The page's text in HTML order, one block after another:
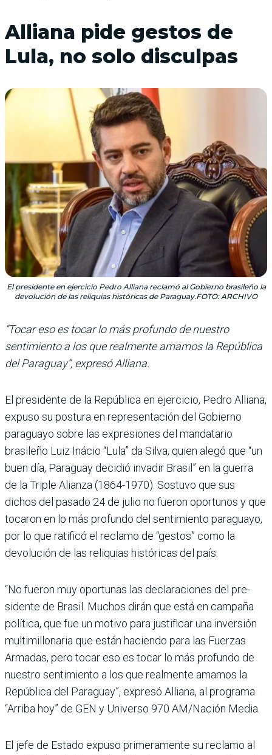
Alliana pide gestos de
Lula, no solo disculpas
El presidente en ejercicio Pedro Alliana reclamó al Gobierno brasileño la
devolución de las reliquias históricas de Paraguay.FOTO: ARCHIVO
“Tocar eso es tocar lo más profundo de nuestro
sentimiento a los que realmente amamos la República
del Paraguay”, expresó Alliana.
El presidente de la República en ejercicio, Pedro Alliana,
expuso su postura en repre­sentación del Gobierno
para­guayo sobre las expresiones del mandatario
brasileño Luiz Inácio “Lula” da Silva, quien alegó que “un
buen día, Paraguay decidió invadir Bra­sil” en la guerra
de la Triple Alianza (1864-1970). Sostuvo que sus
dichos del pasado 24 de julio no fueron oportunos y que
tocaron en lo más pro­fundo del sentimiento para­guayo,
por lo que ratificó el reclamo de “gestos” como la
devolución de las reliquias históricas del país.
“No fueron muy oportunas las declaraciones del pre­
sidente de Brasil. Muchos dirán que está en campaña
política, que fue un motivo para justificar una inversión
multimillonaria que están haciendo para las Fuerzas
Armadas, pero tocar eso es tocar lo más profundo de
nuestro sentimiento a los que realmente amamos la
Repú­blica del Paraguay”, expresó Alliana, al programa
“Arriba hoy” de GEN y Universo 970 AM/Nación Media.
El jefe de Estado expuso pri­meramente su reclamo al